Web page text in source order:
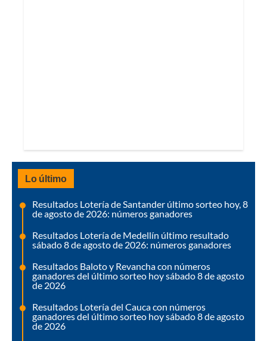
Lo último
Resultados Lotería de Santander último sorteo hoy, 8
de agosto de 2026: números ganadores
Resultados Lotería de Medellín último resultado
sábado 8 de agosto de 2026: números ganadores
Resultados Baloto y Revancha con números
ganadores del último sorteo hoy sábado 8 de agosto
de 2026
Resultados Lotería del Cauca con números
ganadores del último sorteo hoy sábado 8 de agosto
de 2026